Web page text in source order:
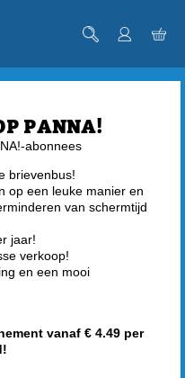
PANNA!
abonnees
brievenbus!
op een leuke manier en
van schermtijd
jaar!
verkoop!
en een mooi
vanaf € 4.49 per